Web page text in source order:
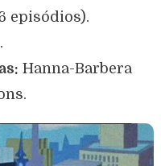
episódios).
Hanna-Barbera